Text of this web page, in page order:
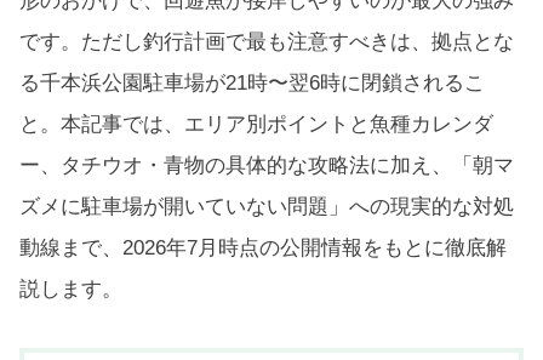
です。ただし釣行計画で最も注意すべきは、拠点とな
る千本浜公園駐車場が21時〜翌6時に閉鎖されるこ
と。本記事では、エリア別ポイントと魚種カレンダ
ー、タチウオ・青物の具体的な攻略法に加え、「朝マ
ズメに駐車場が開いていない問題」への現実的な対処
動線まで、2026年7月時点の公開情報をもとに徹底解
説します。